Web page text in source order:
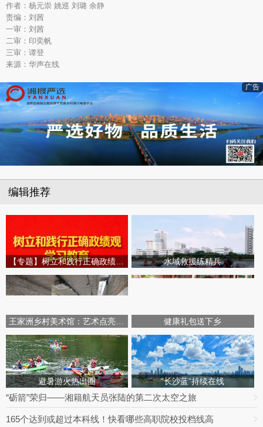
作者：杨元崇 姚巡 刘璐 余静
责编：刘茜
一审：刘茜
二审：印奕帆
三审：谭登
来源：华声在线
广告
编辑推荐
水域救援练精兵
健康礼包送下乡
避暑游火热出圈 “长沙蓝”持续在线
“砺箭”荣归——湘籍航天员张陆的第二次太空之旅
165个达到或超过本科线！快看哪些高职院校投档线高